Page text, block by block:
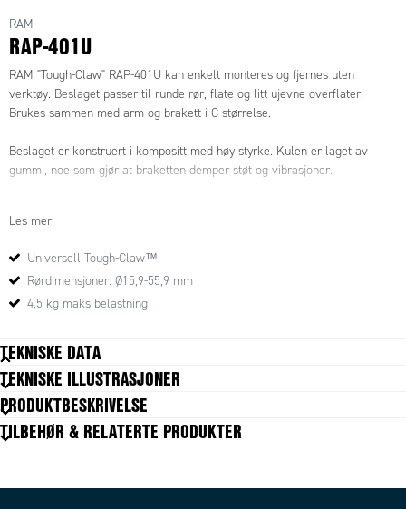
RAM
RAP-401U
RAM "Tough-Claw" RAP-401U kan enkelt monteres og fjernes uten
verktøy. Beslaget passer til runde rør, flate og litt ujevne overflater.
Brukes sammen med arm og brakett i C-størrelse.
Beslaget er konstruert i kompositt med høy styrke. Kulen er laget av
gummi, noe som gjør at braketten demper støt og vibrasjoner.
Dimensjon på flater: 0-55,9 mm
Les mer
Universell Tough-Claw™
Rørdimensjoner: Ø15,9-55,9 mm
4,5 kg maks belastning
TEKNISKE DATA
Rørdimensjon maks.
Rørdimensjon min. 15,9 mm
TEKNISKE ILLUSTRASJONER
PRODUKTBESKRIVELSE
TILBEHØR & RELATERTE PRODUKTER